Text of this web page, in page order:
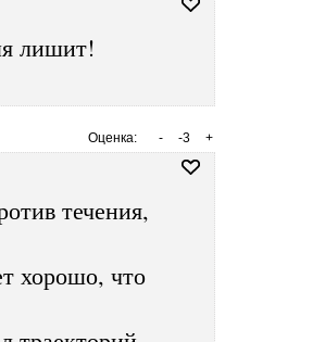
лишит!
Оценка: +
-3
-
течения,
хорошо, что